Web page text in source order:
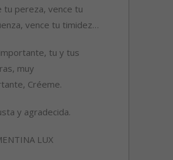
tu pereza, vence tu
vence tu timidez…
tu y tus
muy
Créeme.
y agradecida.
LUX